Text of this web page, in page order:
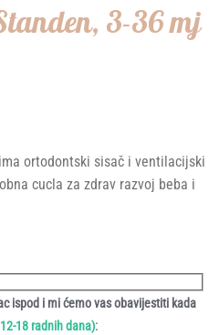
3-36 mj
ortodontski sisač i ventilacijski
cucla za zdrav razvoj beba i
ispod i mi ćemo vas obavijestiti kada
18 radnih dana):